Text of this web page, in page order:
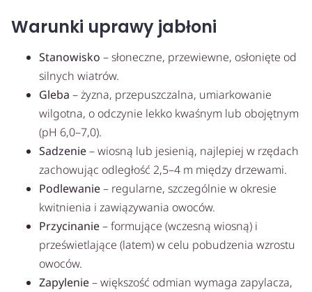
Warunki uprawy jabłoni
Stanowisko – słoneczne, przewiewne, osłonięte od
silnych wiatrów.
Gleba – żyzna, przepuszczalna, umiarkowanie
wilgotna, o odczynie lekko kwaśnym lub obojętnym
(pH 6,0–7,0).
Sadzenie– wiosną lub jesienią, najlepiej w rzędach
zachowując odległość 2,5–4 m między drzewami.
Podlewanie– regularne, szczególnie w okresie
kwitnienia i zawiązywania owoców.
Przycinanie– formujące (wczesną wiosną) i
prześwietlające (latem) w celu pobudzenia wzrostu
owoców.
Zapylenie– większość odmian wymaga zapylacza,